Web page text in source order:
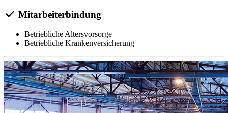
Mitarbeiterbindung
Betriebliche Altersvorsorge
Betriebliche Krankenversicherung